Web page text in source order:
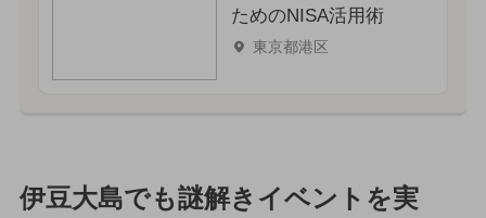
ためのNISA活用術
東京都港区
伊豆大島でも謎解きイベントを実